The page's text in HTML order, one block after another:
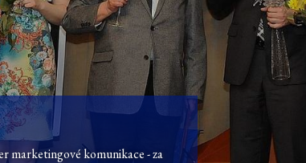
marketingové komunikace - za